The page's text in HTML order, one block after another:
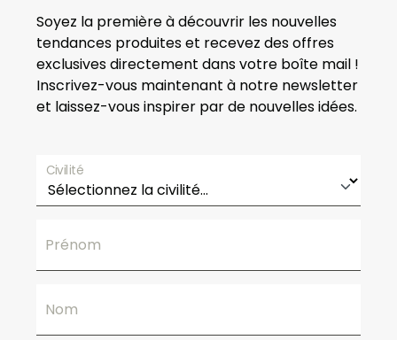
Soyez la première à découvrir les nouvelles
tendances produites et recevez des offres
exclusives directement dans votre boîte mail !
Inscrivez-vous maintenant à notre newsletter
et laissez-vous inspirer par de nouvelles idées.
Civilité
Prénom
Nom